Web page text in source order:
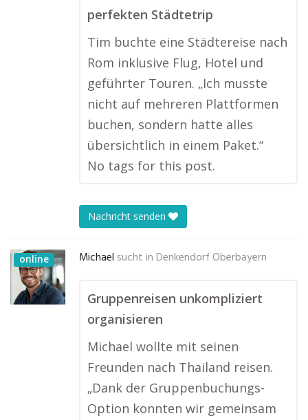
perfekten Städtetrip
Tim buchte eine Städtereise nach
Rom inklusive Flug, Hotel und
geführter Touren. „Ich musste
nicht auf mehreren Plattformen
buchen, sondern hatte alles
übersichtlich in einem Paket.“
No tags for this post.
Nachricht senden
online Michael sucht in Denkendorf Oberbayern
Gruppenreisen unkompliziert
organisieren
Michael wollte mit seinen
Freunden nach Thailand reisen.
„Dank der Gruppenbuchungs-
Option konnten wir gemeinsam